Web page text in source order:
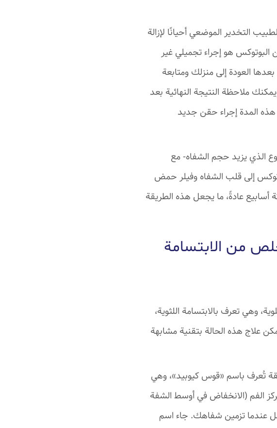
التخدير الموضعي أحيانًا لإزالة
البوتوكس هو إجراء تجميلي غير
10 إلى 15 دقيقة، ويمكنك بعدها العودة إلى منزلك ومتابعة
الأولية بعد 5 إلى 7 أيام تقريبًا، ويمكنك ملاحظة النتيجة النهائية بعد
يمكنك بعد هذه المدة إجراء حقن جديد
الذي يزيد حجم الشفاه- مع
إلى قلب الشفاه وفيلر حمض
أسابيع عادةً، ما يجعل هذه الطريقة
من الابتسامة
وهي تعرف بالابتسامة اللثوية،
علاج هذه الحالة بتقنية مشابهة
تُعرف باسم «قوس كيوبيد»، وهي
الفم (الانخفاض في أوسط الشفة
عندما تزمين شفاهك. جاء اسم